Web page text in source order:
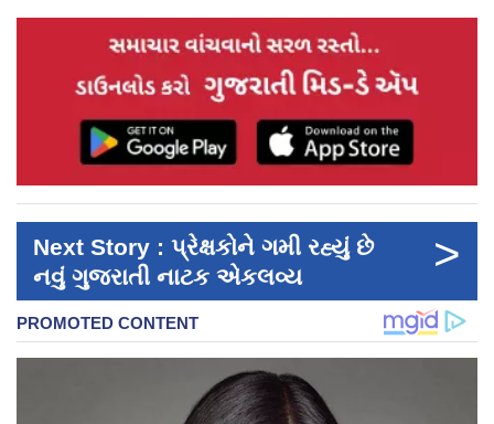
Next Story : પ્રેક્ષકોને ગમી રહ્યું છે
નવું ગુજરાતી નાટક એકલવ્ય
>